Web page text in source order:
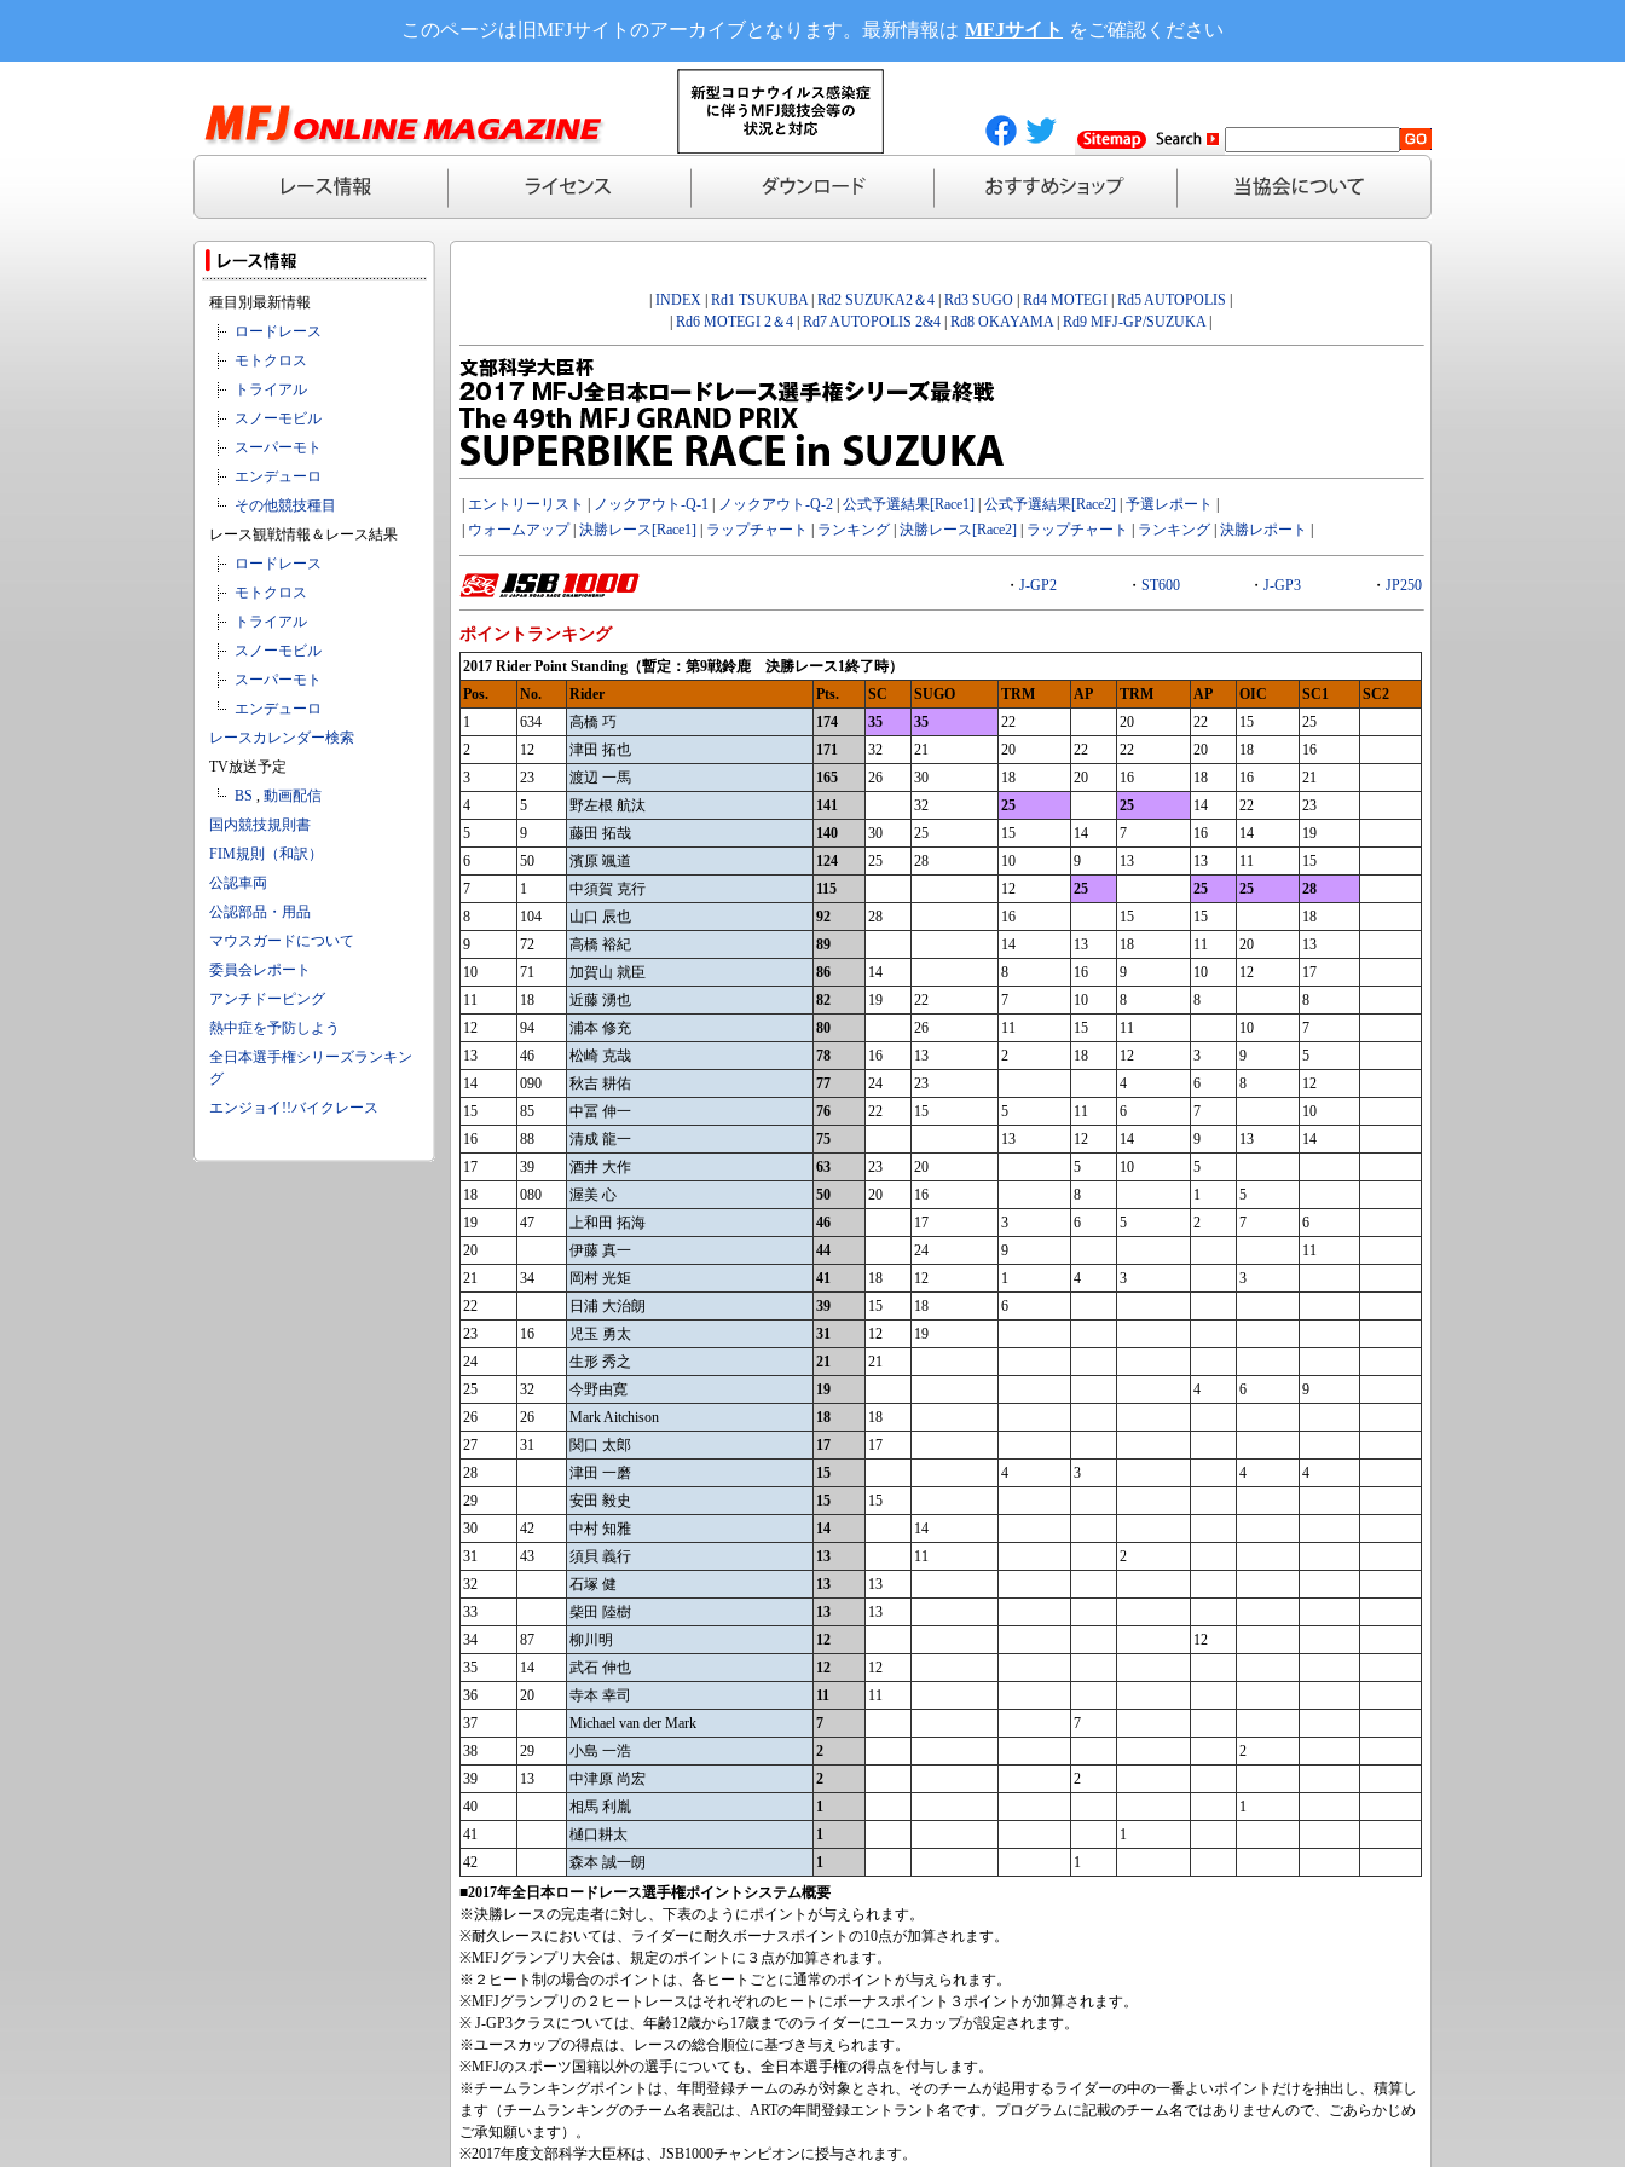
このページは旧MFJサイトのアーカイブとなります。最新情報は MFJサイト をご確認ください
種目別最新情報
ロードレース
モトクロス
トライアル
スノーモビル
スーパーモト
エンデューロ
その他競技種目
レース観戦情報＆レース結果
ロードレース
モトクロス
トライアル
スノーモビル
スーパーモト
エンデューロ
レースカレンダー検索
TV放送予定
BS , 動画配信
国内競技規則書
FIM規則（和訳）
公認車両
公認部品・用品
マウスガードについて
委員会レポート
アンチドーピング
熱中症を予防しよう
全日本選手権シリーズランキン
グ
エンジョイ!!バイクレース
INDEX Rd1 TSUKUBA| Rd2 SUZUKA2＆4 Rd3 SUGO Rd4 MOTEGI Rd5 AUTOPOLIS
Rd6 MOTEGI 2＆4 Rd7 AUTOPOLIS 2&4 Rd8 OKAYAMA| Rd9 MFJ-GP/SUZUKA|
エントリーリスト ノックアウト-Q-1 ノックアウト-Q-2 公式予選結果[Race1] 公式予選結果[Race2] 予選レポート
ウォームアップ| 決勝レース[Race1] ラップチャート ランキング 決勝レース[Race2] ラップチャート ランキング 決勝レポート
・ J-GP2 ・ ST600 ・ J-GP3 ・ JP250
ポイントランキング
2017 Rider Point Standing（暫定：第9戦鈴鹿 決勝レース1終了時）
Pos.
No. Rider Pts. SC SUGO TRM AP TRM AP OIC SC1
SC2
1
634 高橋 巧 174 35 35 22 20 22 15
25
2
12 津田 拓也 171 32 21 20 22 22 20 18
16
3
23 渡辺 一馬 165 26 30 18 20 16 18 16
21
4
5 野左根 航汰 141 32 25 25 14 22
23
5
9 藤田 拓哉 140 30 25 15 14 7 16 14
19
6
50 濱原 颯道 124 25 28 10 9 13 13 11
15
7
1 中須賀 克行 115 12 25 25 25
28
8
104 山口 辰也 92 28 16 15 15
18
9
72 高橋 裕紀 89 14 13 18 11 20
13
10
71 加賀山 就臣 86 14 8 16 9 10 12
17
11
18 近藤 湧也 82 19 22 7 10 8 8
8
12
94 浦本 修充 80 26 11 15 11 10
7
13
46 松崎 克哉 78 16 13 2 18 12 3 9
5
14
090 秋吉 耕佑 77 24 23 4 6 8
12
15
85 中冨 伸一 76 22 15 5 11 6 7
10
16
88 清成 龍一 75 13 12 14 9 13
14
17
39 酒井 大作 63 23 20 5 10
5
18
080 渥美 心 50 20 16 8 1
5
19
47 上和田 拓海 46 17 3 6 5 2 7
6
20
伊藤 真一 44 24 9
11
21
34 岡村 光矩 41 18 12 1 4 3
3
22
日浦 大治朗 39 15 18
6
23
16 児玉 勇太 31 12
19
24
生形 秀之 21
21
25
32 今野由寛 19 4 6
9
26
26 Mark Aitchison 18
18
27
31 関口 太郎 17
17
28
津田 一磨 15 4 3 4
4
29
安田 毅史 15
15
30
42 中村 知雅 14
14
31
43 須貝 義行 13 11
2
32
石塚 健 13
13
33
柴田 陸樹 13
13
34
87 柳川明 12
12
35
14 武石 伸也 12
12
36
20 寺本 幸司 11
11
37
Michael van der Mark 7
7
38
29 小島 一浩 2
2
39
13 中津原 尚宏 2
2
40
相馬 利胤 1
1
41
樋口耕太 1
1
42
森本 誠一朗 1
1
■2017年全日本ロードレース選手権ポイントシステム概要
※決勝レースの完走者に対し、下表のようにポイントが与えられます。
※耐久レースにおいては、ライダーに耐久ボーナスポイントの10点が加算されます。
※MFJグランプリ大会は、規定のポイントに３点が加算されます。
※２ヒート制の場合のポイントは、各ヒートごとに通常のポイントが与えられます。
※MFJグランプリの２ヒートレースはそれぞれのヒートにボーナスポイント３ポイントが加算されます。
※ J-GP3クラスについては、年齢12歳から17歳までのライダーにユースカップが設定されます。
※ユースカップの得点は、レースの総合順位に基づき与えられます。
※MFJのスポーツ国籍以外の選手についても、全日本選手権の得点を付与します。
※チームランキングポイントは、年間登録チームのみが対象とされ、そのチームが起用するライダーの中の一番よいポイントだけを抽出し、積算し
ます（チームランキングのチーム名表記は、ARTの年間登録エントラント名です。プログラムに記載のチーム名ではありませんので、ごあらかじめ
ご承知願います）。
※2017年度文部科学大臣杯は、JSB1000チャンピオンに授与されます。